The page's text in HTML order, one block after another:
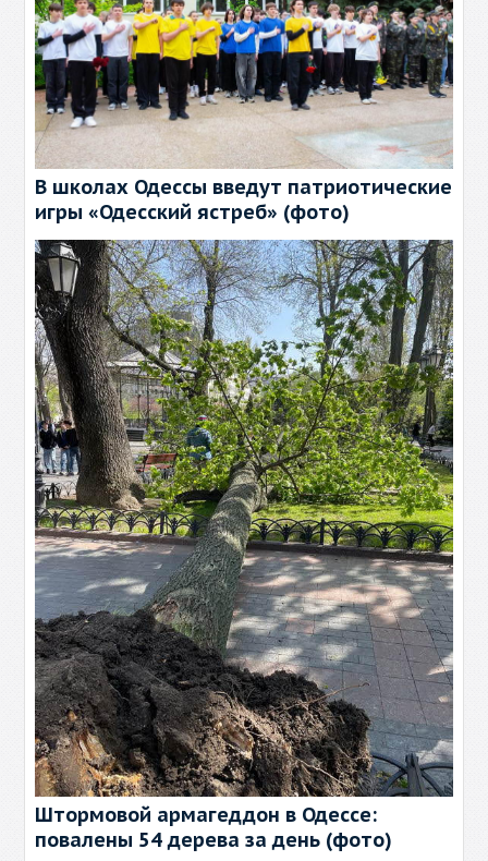
В школах Одессы введут патриотические
игры «Одесский ястреб» (фото)
Штормовой армагеддон в Одессе:
повалены 54 дерева за день (фото)